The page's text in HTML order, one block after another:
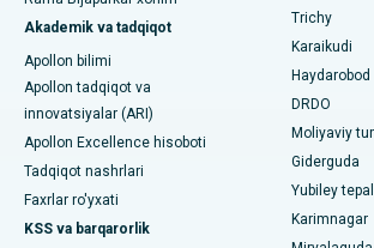
Umumiy jarrohni toping
Bilaspurdagi Seepat yo'lidagi eng yaxshi
Ahmedabaddagi Ellisbridge shahridagi eng
Nyu-Dehlidagi eng yaxshi shifoxona
DRDO, Haydaroboddagi eng yaxshi shifoxona
GS Road, Guwahati shahridagi eng yaxshi
Brakiterapiya
kolonoskopiya
Polipektomiya
Mulohaza miya stimulyatsiyasi
Peritoneal dializ
Akademik va tadqiqot
Apollon bilimi
Apollon tadqiqot va
innovatsiyalar (ARI)
Apollon Excellence hisoboti
Tadqiqot nashrlari
Faxrlar ro'yxati
KSS va barqarorlik
Trichy
Karaikudi
Haydarobod
DRDO
Moliyaviy
Giderguda
Yubiley
Karimnagar